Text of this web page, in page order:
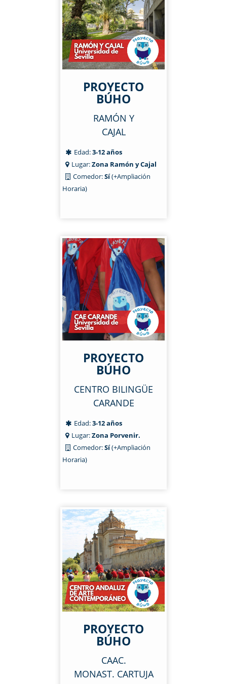
PROYECTO
BÚHO
RAMÓN Y
CAJAL
Edad:3-12 años
Lugar:Zona Ramón y Cajal
Comedor:Sí(+Ampliación
Horaria)
PROYECTO
BÚHO
CENTRO BILINGÜE
CARANDE
Edad:3-12 años
Lugar:Zona Porvenir.
Comedor:Sí(+Ampliación
Horaria)
PROYECTO
BÚHO
CAAC.
MONAST. CARTUJA